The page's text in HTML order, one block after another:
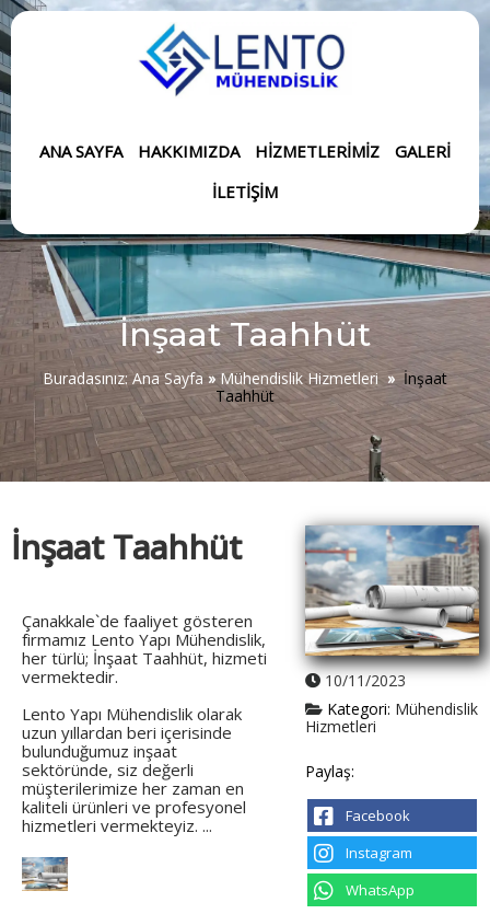
ANA SAYFA HAKKIMIZDA HIZMETLERIMIZ
GALERI
İLETIŞIM
İnşaat Taahhüt
Buradasınız: Ana Sayfa»Mühendislik Hizmetleri » İnşaat
Taahhüt
İnşaat Taahhüt
Çanakkale`de faaliyet gösteren
firmamız Lento Yapı Mühendislik,
her türlü; İnşaat Taahhüt, hizmeti
vermektedir.
Lento Yapı Mühendislik olarak
uzun yıllardan beri içerisinde
bulunduğumuz inşaat
sektöründe, siz değerli
müşterilerimize her zaman en
kaliteli ürünleri ve profesyonel
hizmetleri vermekteyiz. ...
10/11/2023
Kategori: Mühendislik
Hizmetleri
Paylaş:
Facebook
Instagram
WhatsApp